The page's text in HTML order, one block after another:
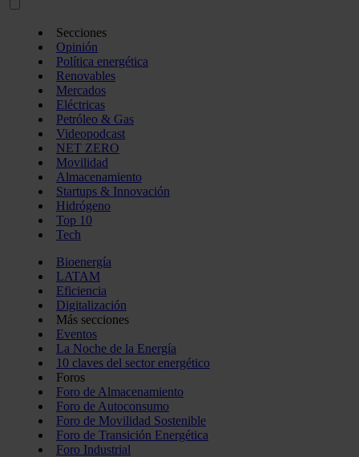
Secciones
Opinión
Política energética
Renovables
Mercados
Eléctricas
Petróleo & Gas
Videopodcast
NET ZERO
Movilidad
Almacenamiento
Startups & Innovación
Hidrógeno
Top 10
Tech
Bioenergía
LATAM
Eficiencia
Digitalización
Más secciones
Eventos
La Noche de la Energía
10 claves del sector energético
Foros
Foro de Almacenamiento
Foro de Autoconsumo
Foro de Movilidad Sostenible
Foro de Transición Energética
Foro Industrial